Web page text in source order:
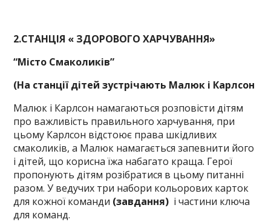
2.СТАНЦІЯ « ЗДОРОВОГО ХАРЧУВАННЯ»
“Місто Смаколиків”
(На станції дітей зустрічають Малюк і Карлсон
Малюк і Карлсон намагаються розповісти дітям
про важливість правильного харчування, при
цьому Карлсон відстоює права шкідливих
смаколиків, а Малюк намагається запевнити його
і дітей, що корисна їжа набагато краща. Герої
пропонують дітям розібратися в цьому питанні
разом. У ведучих три набори кольорових карток
для кожної команди (завдання) і частини ключа
для команд.